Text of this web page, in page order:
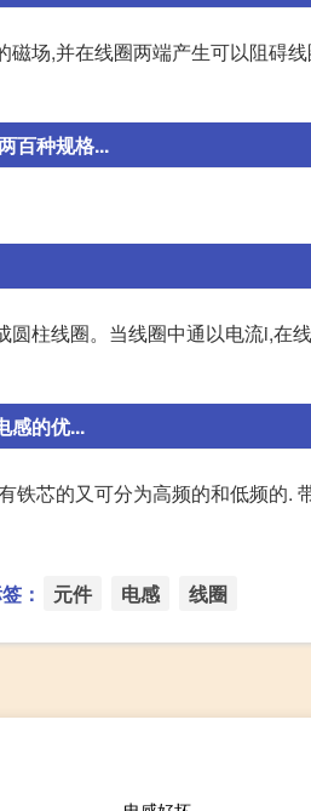
场,并在线圈两端产生可以阻碍
百种规格...
柱线圈。当线圈中通以电流i,在
感的优...
铁芯的又可分为高频的和低频的.
： 元件 电感 线圈